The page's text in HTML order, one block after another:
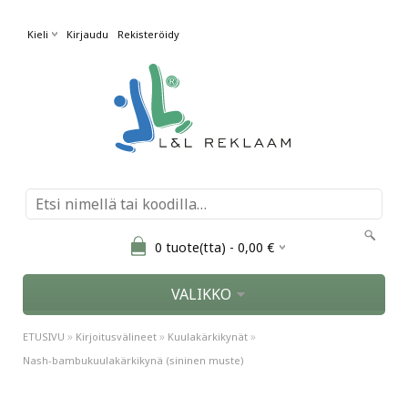
Kieli Kirjaudu Rekisteröidy
0 tuote(tta) - 0,00 €
VALIKKO
ETUSIVU » Kirjoitusvälineet » Kuulakärkikynät »
Nash-bambukuulakärkikynä (sininen muste)